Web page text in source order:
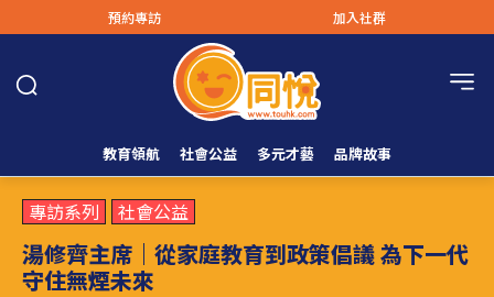
預約專訪 加入社群
教育領航 社會公益 多元才藝 品牌故事
專訪系列 社會公益
湯修齊主席｜從家庭教育到政策倡議 為下一代
守住無煙未來